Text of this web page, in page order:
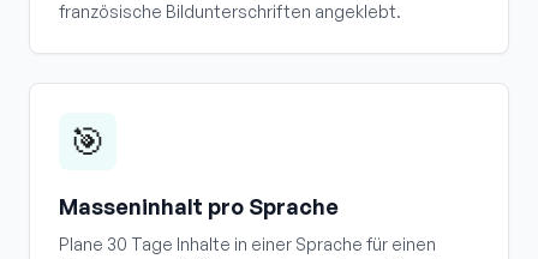
französische Bildunterschriften angeklebt.
🎯
Masseninhalt pro Sprache
Plane 30 Tage Inhalte in einer Sprache für einen